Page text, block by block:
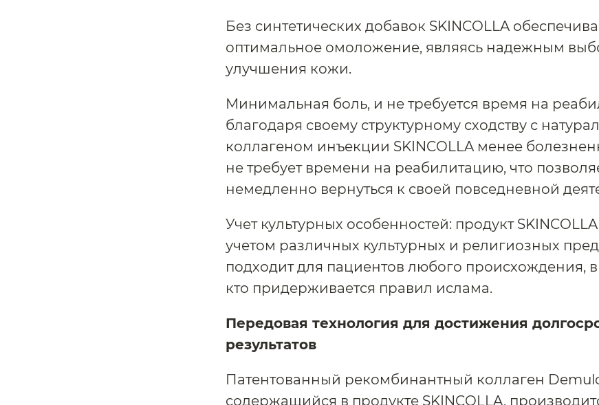
Без синтетических добавок SKINCOLLA
оптимальное омоложение, являясь надежным
улучшения кожи.
Минимальная боль, и не требуется время на
благодаря своему структурному сходству с
коллагеном инъекции SKINCOLLA менее
не требует времени на реабилитацию, что
немедленно вернуться к своей повседневной
Учет культурных особенностей: продукт
учетом различных культурных и религиозных
подходит для пациентов любого происхождения,
кто придерживается правил ислама.
Передовая технология для достижения
результатов
Патентованный рекомбинантный коллаген
содержащийся в продукте SKINCOLLA,